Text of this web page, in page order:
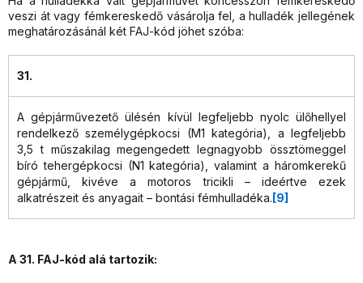
veszi át vagy fémkereskedő vásárolja fel, a hulladék jellegének
meghatározásánál két FAJ-kód jöhet szóba:
31.
A gépjárművezető ülésén kívül legfeljebb nyolc ülőhellyel
rendelkező személygépkocsi (M1 kategória), a legfeljebb
3,5 t műszakilag megengedett legnagyobb össztömeggel
bíró tehergépkocsi (N1 kategória), valamint a háromkerekű
gépjármű, kivéve a motoros tricikli – ideértve ezek
alkatrészeit és anyagait – bontási fémhulladéka. [9]
A 31. FAJ-kód alá tartozik: